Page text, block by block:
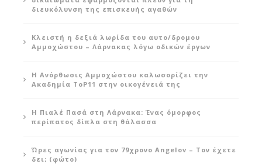
διευκόλυνση της επισκευής αγαθών
Κλειστή η δεξιά λωρίδα του αυτο/δρομου
Αμμοχώστου – Λάρνακας λόγω οδικών έργων
Η Ανόρθωσις Αμμοχώστου καλωσορίζει την
Ακαδημία ToP11 στην οικογένειά της
Η Πιαλέ Πασά στη Λάρνακα: Ένας όμορφος
περίπατος δίπλα στη θάλασσα
Ώρες αγωνίας για τον 79χρονο Angelov – Τον έχετε
δει; (φώτο)